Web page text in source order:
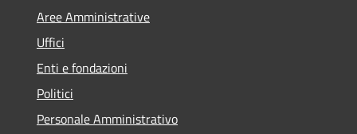
Aree Amministrative
Uffici
Enti e fondazioni
Politici
Personale Amministrativo